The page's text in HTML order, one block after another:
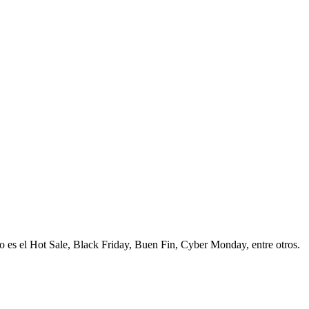
es el Hot Sale, Black Friday, Buen Fin, Cyber Monday, entre otros.